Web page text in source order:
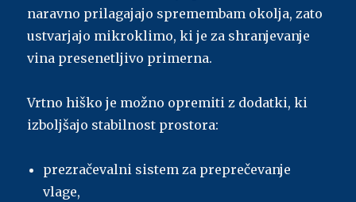
naravno prilagajajo spremembam okolja, zato
ustvarjajo mikroklimo, ki je za shranjevanje
vina presenetljivo primerna.
Vrtno hiško je možno opremiti z dodatki, ki
izboljšajo stabilnost prostora:
prezračevalni sistem za preprečevanje
vlage,